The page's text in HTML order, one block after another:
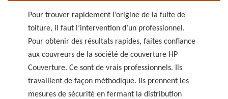
Pour trouver rapidement l’origine de la fuite de
toiture, il faut l’intervention d’un professionnel.
Pour obtenir des résultats rapides, faites confiance
aux couvreurs de la société de couverture HP
Couverture. Ce sont de vrais professionnels. Ils
travaillent de façon méthodique. Ils prennent les
mesures de sécurité en fermant la distribution